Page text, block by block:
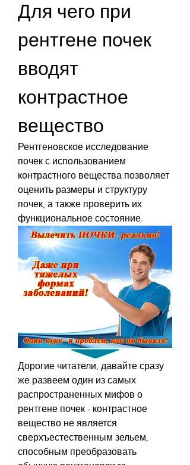
Для чего при
рентгене почек
вводят
контрастное
вещество
Рентгеновское исследование
почек с использованием
контрастного вещества позволяет
оценить размеры и структуру
почек, а также проверить их
функциональное состояние.
Дорогие читатели, давайте сразу
же развеем один из самых
распространенных мифов о
рентгене почек - контрастное
вещество не является
сверхъестественным зельем,
способным преобразовать